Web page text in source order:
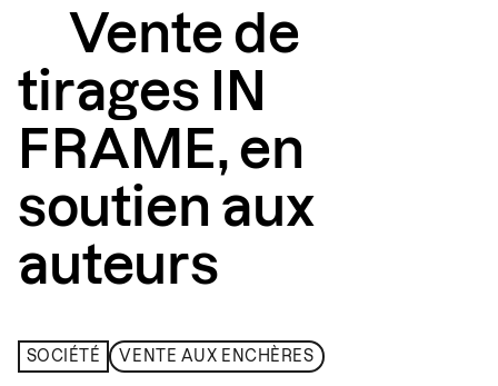
Vente de
tirages IN
FRAME, en
soutien aux
auteurs
SOCIÉTÉ VENTE AUX ENCHÈRES